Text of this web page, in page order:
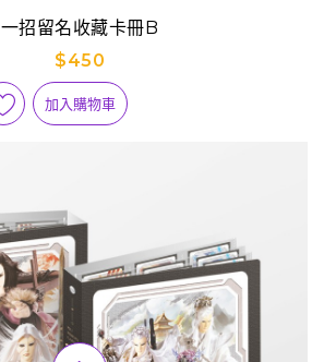
一招留名收藏卡冊B
$450
加入購物車